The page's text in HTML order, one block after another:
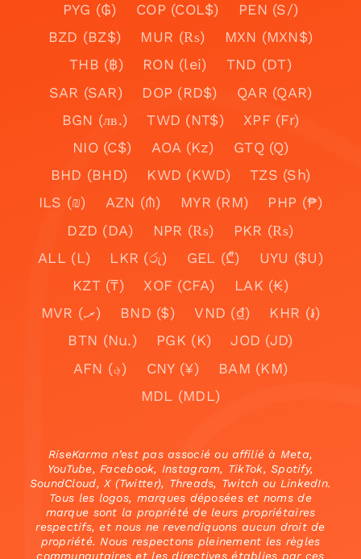
PYG (₲)
COP (COL$)
PEN (S/)
BZD (BZ$)
MUR (₨)
MXN (MXN$)
THB (฿)
RON (lei)
TND (DT)
SAR (SAR)
DOP (RD$)
QAR (QAR)
BGN (лв.)
TWD (NT$)
XPF (Fr)
NIO (C$)
AOA (Kz)
GTQ (Q)
BHD (BHD)
KWD (KWD)
TZS (Sh)
ILS (₪)
AZN (₼) MYR (RM)
PHP (₱)
DZD (DA)
NPR (₨)
PKR (₨)
ALL (L)
LKR (රු) GEL (₾)
UYU ($U)
KZT (₸)
XOF (CFA)
LAK (₭)
MVR (.ރ)
BND ($) VND (₫)
KHR (៛)
BTN (Nu.)
PGK (K)
JOD (JD)
AFN (؋)
CNY (¥)
BAM (KM)
MDL (MDL)
RiseKarma n’est pas associé ou affilié à Meta,
YouTube, Facebook, Instagram, TikTok, Spotify,
SoundCloud, X (Twitter), Threads, Twitch ou LinkedIn.
Tous les logos, marques déposées et noms de
marque sont la propriété de leurs propriétaires
respectifs, et nous ne revendiquons aucun droit de
propriété. Nous respectons pleinement les règles
communautaires et les directives établies par ces